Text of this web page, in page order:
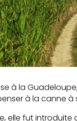
à la
à la canne à
elle fut